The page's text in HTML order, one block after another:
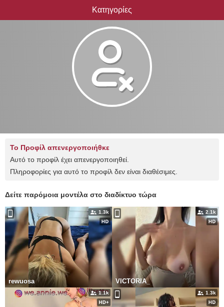
Το Προφίλ απενεργοποιήθκε
Αυτό το προφίλ έχει απενεργοποιηθεί.
Πληροφορίες για αυτό το προφίλ δεν είναι διαθέσιμες.
Δείτε παρόμοια μοντέλα στο διαδίκτυο τώρα
1.3k
rewuosa
2.1k
VICTORIA_
1.1k 1.3k
Κατηγορίες